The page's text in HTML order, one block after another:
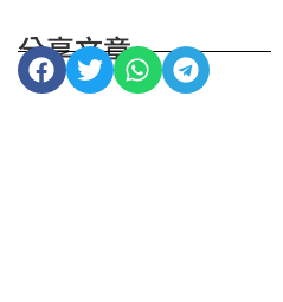
分享文章